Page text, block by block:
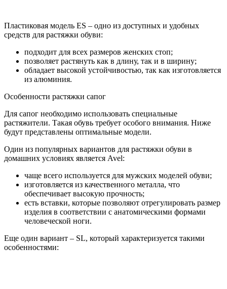
Пластиковая модель ES – одно из доступных и удобных
средств для растяжки обуви:
подходит для всех размеров женских стоп;
позволяет растянуть как в длину, так и в ширину;
обладает высокой устойчивостью, так как изготовляется
из алюминия.
Особенности растяжки сапог
Для сапог необходимо использовать специальные
растяжители. Такая обувь требует особого внимания. Ниже
будут представлены оптимальные модели.
Один из популярных вариантов для растяжки обуви в
домашних условиях является Avel:
чаще всего используется для мужских моделей обуви;
изготовляется из качественного металла, что
обеспечивает высокую прочность;
есть вставки, которые позволяют отрегулировать размер
изделия в соответствии с анатомическими формами
человеческой ноги.
Еще один вариант – SL, который характеризуется такими
особенностями: